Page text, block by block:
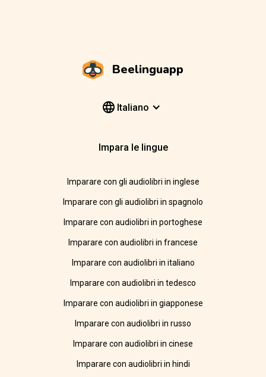
Beelinguapp
Italiano
Impara le lingue
Imparare con gli audiolibri in inglese
Imparare con gli audiolibri in spagnolo
Imparare con audiolibri in portoghese
Imparare con audiolibri in francese
Imparare con audiolibri in italiano
Imparare con audiolibri in tedesco
Imparare con audiolibri in giapponese
Imparare con audiolibri in russo
Imparare con audiolibri in cinese
Imparare con audiolibri in hindi